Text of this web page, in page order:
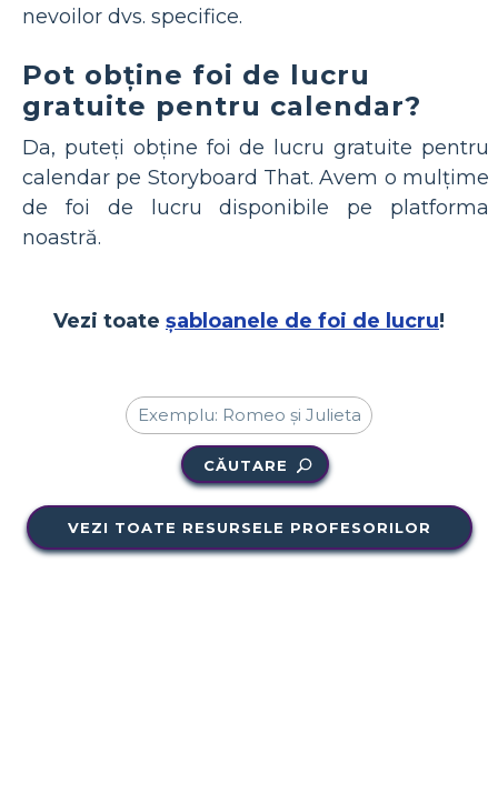
nevoilor dvs. specifice.
Pot obține foi de lucru
gratuite pentru calendar?
Da, puteți obține foi de lucru gratuite pentru
calendar pe Storyboard That. Avem o mulțime
de foi de lucru disponibile pe platforma
noastră.
Vezi toate șabloanele de foi de lucru!
CĂUTARE
VEZI TOATE RESURSELE PROFESORILOR